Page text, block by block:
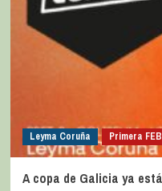
Leyma Coruña Primera FEB
A copa de Galicia ya